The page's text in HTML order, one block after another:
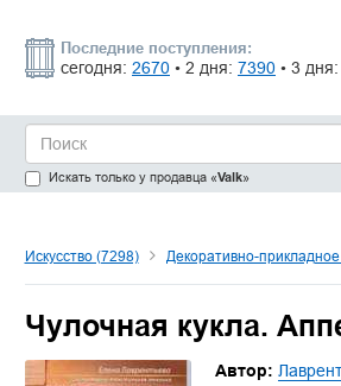
Последние поступления:
сегодня: 2670 • 2 дня: 7390 • 3 дня:
Искать только у продавца «Valk»
Искусство (7298) Декоративно-прикладное
Чулочная кукла.
Автор: